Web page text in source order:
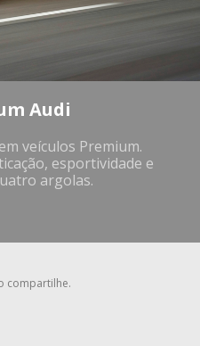
Audi
veículos Premium.
esportividade e
argolas.
compartilhe.